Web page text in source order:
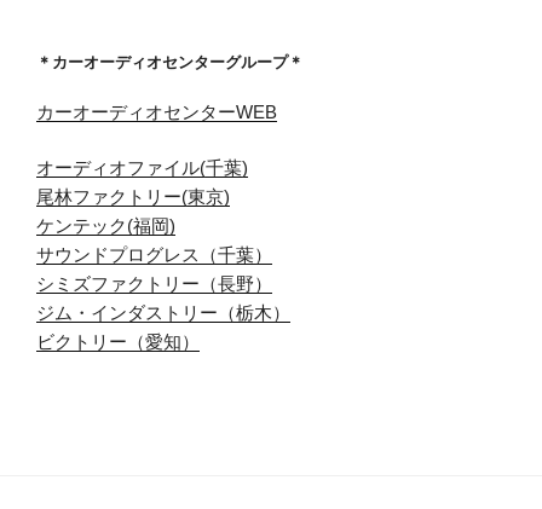
＊カーオーディオセンターグループ＊
カーオーディオセンターWEB
オーディオファイル(千葉)
尾林ファクトリー(東京)
ケンテック(福岡)
サウンドプログレス（千葉）
シミズファクトリー（長野）
ジム・インダストリー（栃木）
ビクトリー（愛知）